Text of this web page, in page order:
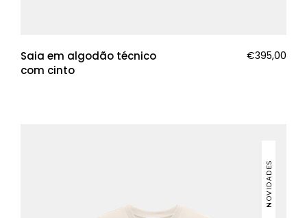
Saia em algodão técnico
com cinto
€395,00
NOVIDADES